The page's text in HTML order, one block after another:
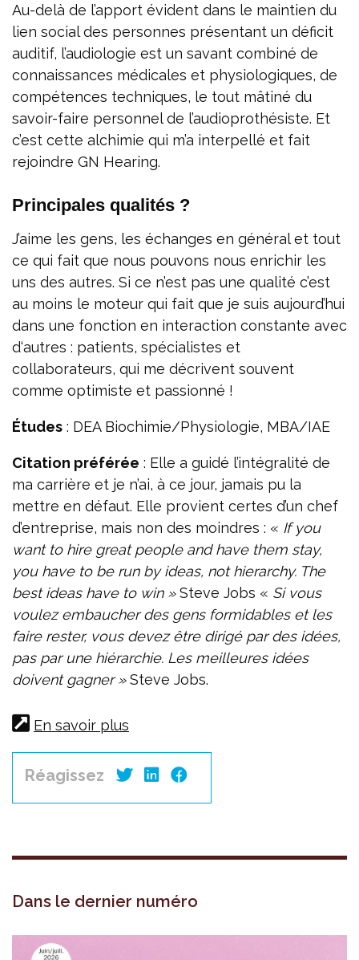
Au-delà de l’apport évident dans le maintien du
lien social des personnes présentant un déficit
auditif, l’audiologie est un savant combiné de
connaissances médicales et physiologiques, de
compétences techniques, le tout mâtiné du
savoir-faire personnel de l’audioprothésiste. Et
c’est cette alchimie qui m’a interpellé et fait
rejoindre GN Hearing.
Principales qualités ?
J’aime les gens, les échanges en général et tout
ce qui fait que nous pouvons nous enrichir les
uns des autres. Si ce n’est pas une qualité c’est
au moins le moteur qui fait que je suis aujourd’hui
dans une fonction en interaction constante avec
d‘autres : patients, spécialistes et
collaborateurs, qui me décrivent souvent
comme optimiste et passionné !
Études : DEA Biochimie/Physiologie, MBA/IAE
Citation préférée : Elle a guidé l’intégralité de
ma carrière et je n’ai, à ce jour, jamais pu la
mettre en défaut. Elle provient certes d’un chef
d’entreprise, mais non des moindres : « If you
want to hire great people and have them stay,
you have to be run by ideas, not hierarchy. The
best ideas have to win »Steve Jobs « Si vous
voulez embaucher des gens formidables et les
faire rester, vous devez être dirigé par des idées,
pas par une hiérarchie. Les meilleures idées
doivent gagner »Steve Jobs.
En savoir plus
Réagissez
Dans le dernier numéro